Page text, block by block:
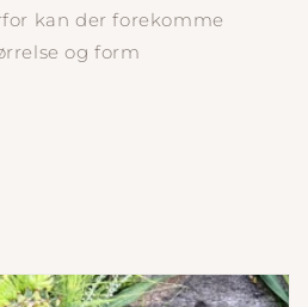
kan der forekomme
og form